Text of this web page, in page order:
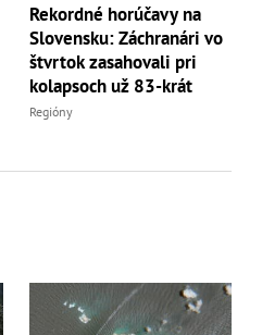
Rekordné horúčavy na
Slovensku: Záchranári vo
štvrtok zasahovali pri
kolapsoch už 83-krát
Regióny